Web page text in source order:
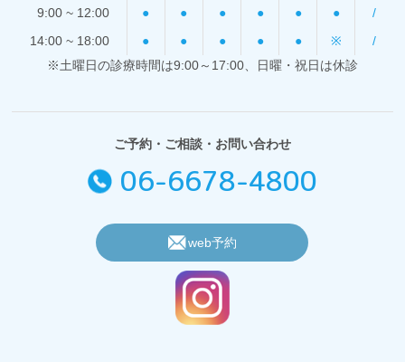
9:00 ~ 12:00 ● ● ● ● ● ●
/
14:00 ~ 18:00
● ● ● ● ● ※
/
※土曜日の診療時間は9:00～17:00、日曜・祝日は休診
ご予約・ご相談・お問い合わせ
06-6678-4800
web予約